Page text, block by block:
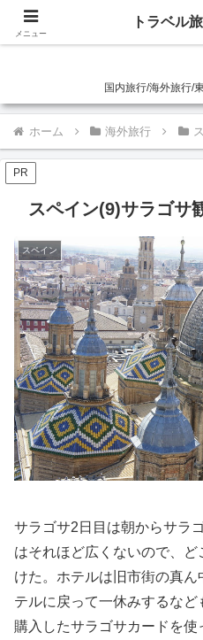
トラベル
国内旅行/海外旅行/
ホーム 海外旅行
PR
スペイン(9)サラゴサ
スペイン
サラゴサ2日目は朝からサラ
はそれほど広くないので、
けた。ホテルは旧市街の真
テルに戻って一休みするな
購入したサラゴサカードを
メニュー
トラベル